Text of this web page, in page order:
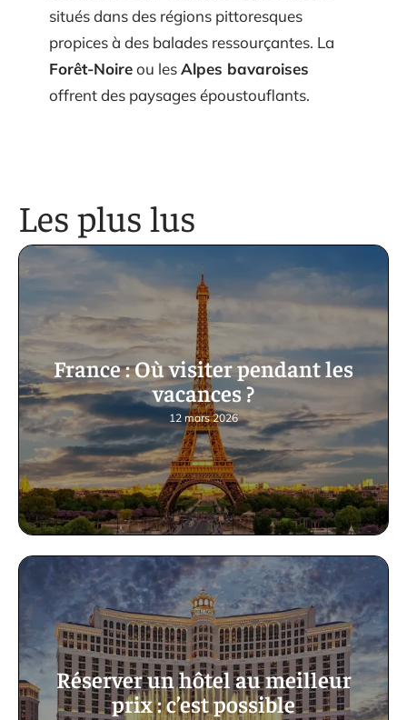
situés dans des régions pittoresques
propices à des balades ressourçantes. La
Forêt-Noireou lesAlpes bavaroises
offrent des paysages époustouflants.
Les plus lus
France : Où visiter pendant les
vacances ?
12 mars 2026
Réserver un hôtel au meilleur
prix : c’est possible